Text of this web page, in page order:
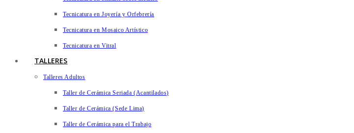
Tecnicatura en Joyería y Orfebrería
Tecnicatura en Mosaico Artístico
Tecnicatura en Vitral
TALLERES
Talleres Adultos
Taller de Cerámica Seriada (Acantilados)
Taller de Cerámica (Sede Lima)
Taller de Cerámica para el Trabajo